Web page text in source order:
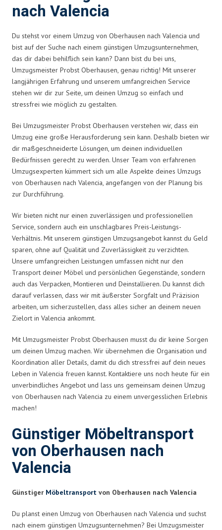
nach Valencia
Du stehst vor einem Umzug von Oberhausen nach Valencia und
bist auf der Suche nach einem günstigen Umzugsunternehmen,
das dir dabei behilflich sein kann? Dann bist du bei uns,
Umzugsmeister Probst Oberhausen, genau richtig! Mit unserer
langjährigen Erfahrung und unserem umfangreichen Service
stehen wir dir zur Seite, um deinen Umzug so einfach und
stressfrei wie möglich zu gestalten.
Bei Umzugsmeister Probst Oberhausen verstehen wir, dass ein
Umzug eine große Herausforderung sein kann. Deshalb bieten wir
dir maßgeschneiderte Lösungen, um deinen individuellen
Bedürfnissen gerecht zu werden. Unser Team von erfahrenen
Umzugsexperten kümmert sich um alle Aspekte deines Umzugs
von Oberhausen nach Valencia, angefangen von der Planung bis
zur Durchführung.
Wir bieten nicht nur einen zuverlässigen und professionellen
Service, sondern auch ein unschlagbares Preis-Leistungs-
Verhältnis. Mit unserem günstigen Umzugsangebot kannst du Geld
sparen, ohne auf Qualität und Zuverlässigkeit zu verzichten.
Unsere umfangreichen Leistungen umfassen nicht nur den
Transport deiner Möbel und persönlichen Gegenstände, sondern
auch das Verpacken, Montieren und Deinstallieren. Du kannst dich
darauf verlassen, dass wir mit äußerster Sorgfalt und Präzision
arbeiten, um sicherzustellen, dass alles sicher an deinem neuen
Zielort in Valencia ankommt.
Mit Umzugsmeister Probst Oberhausen musst du dir keine Sorgen
um deinen Umzug machen. Wir übernehmen die Organisation und
Koordination aller Details, damit du dich stressfrei auf dein neues
Leben in Valencia freuen kannst. Kontaktiere uns noch heute für ein
unverbindliches Angebot und lass uns gemeinsam deinen Umzug
von Oberhausen nach Valencia zu einem unvergesslichen Erlebnis
machen!
Günstiger Möbeltransport
von Oberhausen nach
Valencia
Günstiger Möbeltransport von Oberhausen nach Valencia
Du planst einen Umzug von Oberhausen nach Valencia und suchst
nach einem günstigen Umzugsunternehmen? Bei Umzugsmeister